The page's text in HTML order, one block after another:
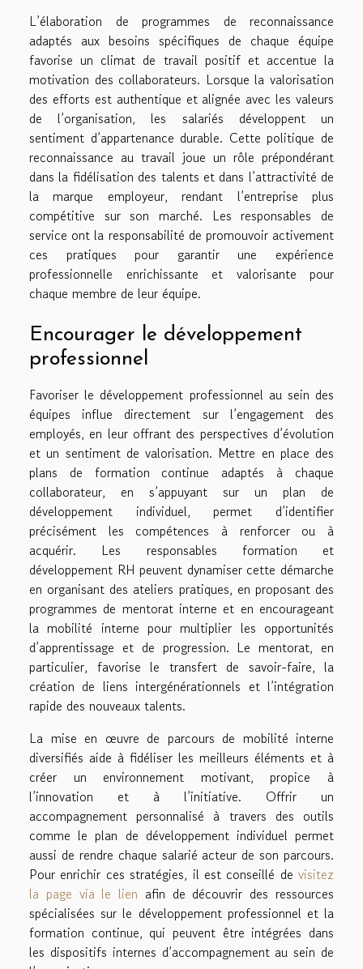
L’élaboration de programmes de reconnaissance
adaptés aux besoins spécifiques de chaque équipe
favorise un climat de travail positif et accentue la
motivation des collaborateurs. Lorsque la valorisation
des efforts est authentique et alignée avec les valeurs
de l’organisation, les salariés développent un
sentiment d’appartenance durable. Cette politique de
reconnaissance au travail joue un rôle prépondérant
dans la fidélisation des talents et dans l’attractivité de
la marque employeur, rendant l’entreprise plus
compétitive sur son marché. Les responsables de
service ont la responsabilité de promouvoir activement
ces pratiques pour garantir une expérience
professionnelle enrichissante et valorisante pour
chaque membre de leur équipe.
Encourager le développement
professionnel
Favoriser le développement professionnel au sein des
équipes influe directement sur l’engagement des
employés, en leur offrant des perspectives d’évolution
et un sentiment de valorisation. Mettre en place des
plans de formation continue adaptés à chaque
collaborateur, en s’appuyant sur un plan de
développement individuel, permet d’identifier
précisément les compétences à renforcer ou à
acquérir. Les responsables formation et
développement RH peuvent dynamiser cette démarche
en organisant des ateliers pratiques, en proposant des
programmes de mentorat interne et en encourageant
la mobilité interne pour multiplier les opportunités
d’apprentissage et de progression. Le mentorat, en
particulier, favorise le transfert de savoir-faire, la
création de liens intergénérationnels et l’intégration
rapide des nouveaux talents.
La mise en œuvre de parcours de mobilité interne
diversifiés aide à fidéliser les meilleurs éléments et à
créer un environnement motivant, propice à
l’innovation et à l’initiative. Offrir un
accompagnement personnalisé à travers des outils
comme le plan de développement individuel permet
aussi de rendre chaque salarié acteur de son parcours.
Pour enrichir ces stratégies, il est conseillé de visitez
la page via le lien afin de découvrir des ressources
spécialisées sur le développement professionnel et la
formation continue, qui peuvent être intégrées dans
les dispositifs internes d’accompagnement au sein de